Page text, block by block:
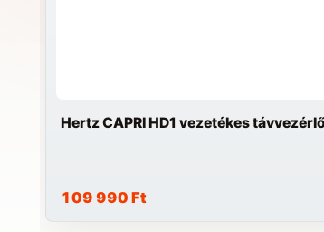
Hertz CAPRI HD1 vezetékes
109 990 Ft